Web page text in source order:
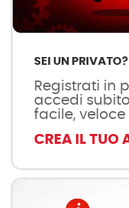
SEI UN PRIVATO?
Registrati in
accedi subito
facile, veloce
CREA IL TUO